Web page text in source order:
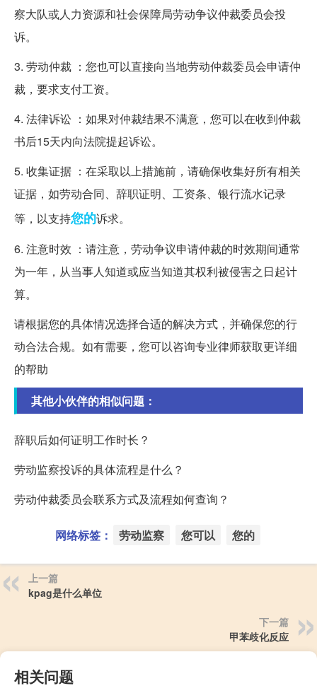
察大队或人力资源和社会保障局劳动争议仲裁委员会投
诉。
3. 劳动仲裁 ：您也可以直接向当地劳动仲裁委员会申请仲
裁，要求支付工资。
4. 法律诉讼 ：如果对仲裁结果不满意，您可以在收到仲裁
书后15天内向法院提起诉讼。
5. 收集证据 ：在采取以上措施前，请确保收集好所有相关
证据，如劳动合同、辞职证明、工资条、银行流水记录
等，以支持您的诉求。
6. 注意时效 ：请注意，劳动争议申请仲裁的时效期间通常
为一年，从当事人知道或应当知道其权利被侵害之日起计
算。
请根据您的具体情况选择合适的解决方式，并确保您的行
动合法合规。如有需要，您可以咨询专业律师获取更详细
的帮助
其他小伙伴的相似问题：
辞职后如何证明工作时长？
劳动监察投诉的具体流程是什么？
劳动仲裁委员会联系方式及流程如何查询？
网络标签： 劳动监察 您可以 您的
上一篇
kpag是什么单位
下一篇
甲苯歧化反应
相关问题